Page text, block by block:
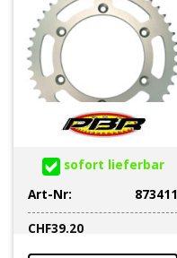
sofort lieferbar
Art-Nr:
873411
CHF39.20